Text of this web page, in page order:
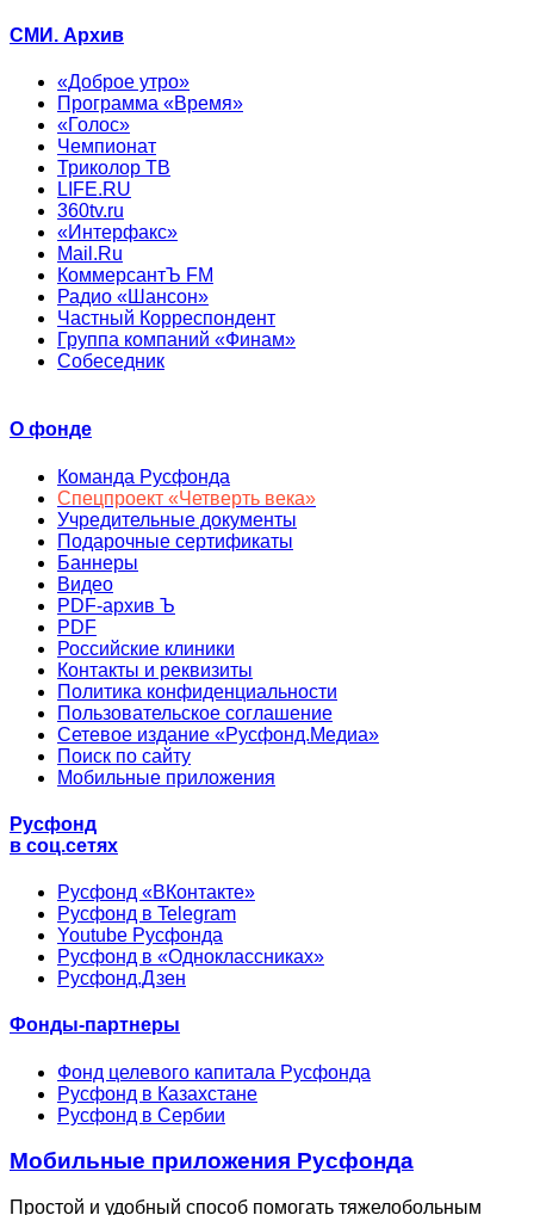
СМИ. Архив
«Доброе утро»
Программа «Время»
«Голос»
Чемпионат
Триколор ТВ
LIFE.RU
360tv.ru
«Интерфакс»
Mail.Ru
КоммерсантЪ FM
Радио «Шансон»
Частный Корреспондент
Группа компаний «Финам»
Собеседник
О фонде
Команда Русфонда
Спецпроект «Четверть века»
Учредительные документы
Подарочные сертификаты
Баннеры
Видео
PDF-архив Ъ
PDF
Российские клиники
Контакты и реквизиты
Политика конфиденциальности
Пользовательское соглашение
Сетевое издание «Русфонд.Медиа»
Поиск по сайту
Мобильные приложения
Русфонд
в соц.сетях
Русфонд «ВКонтакте»
Русфонд в Telegram
Youtube Русфонда
Русфонд в «Одноклассниках»
Русфонд.Дзен
Фонды-партнеры
Фонд целевого капитала Русфонда
Русфонд в Казахстане
Русфонд в Сербии
Мобильные приложения Русфонда
Простой и удобный способ помогать тяжелобольным